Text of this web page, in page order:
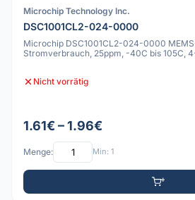
Microchip Technology Inc.
DSC1001CL2-024-0000
Microchip DSC1001CL2-024-0000
Stromverbrauch, 25ppm, -40C bis 105C,
Nicht vorrätig
1.61€ – 1.96€
Menge: Min: 1